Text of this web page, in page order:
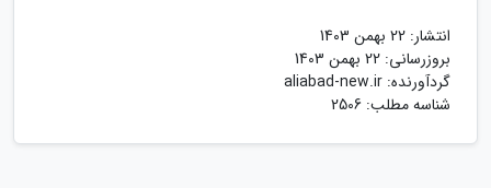
انتشار: 22 بهمن 1403
بروزرسانی: 22 بهمن 1403
گردآورنده: aliabad-new.ir
شناسه مطلب: 2506